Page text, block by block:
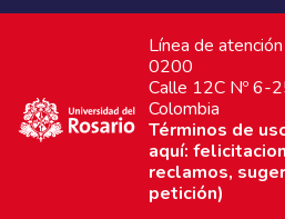
Línea de
0200
Calle 12C Nº 6-
Colombia
Términos de
aquí:
reclamos,
petición)